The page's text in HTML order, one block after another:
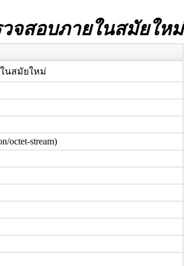
จสอบภายในสมัยใหม่
นสมัยใหม่
octet-stream)